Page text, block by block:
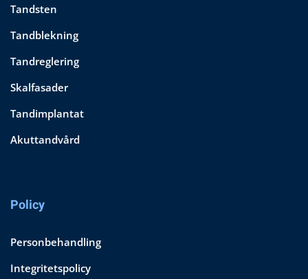
Tandsten
Tandblekning
Tandreglering
Skalfasader
Tandimplantat
Akuttandvård
Policy
Personbehandling
Integritetspolicy